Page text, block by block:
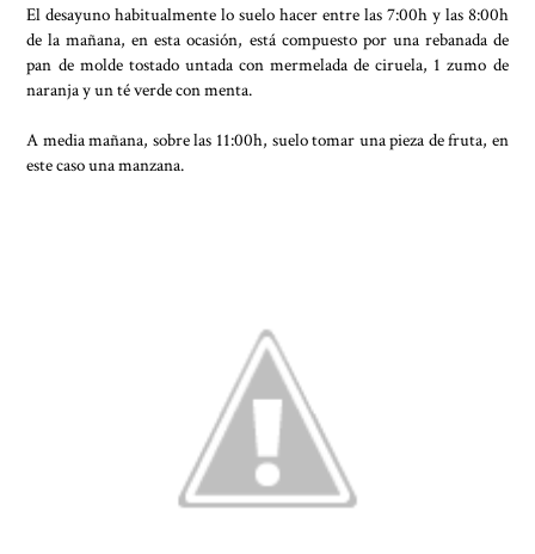
El desayuno habitualmente lo suelo hacer entre las 7:00h y las 8:00h
de la mañana, en esta ocasión, está compuesto por una rebanada de
pan de molde tostado untada con mermelada de ciruela, 1 zumo de
naranja y un té verde con menta.
A media mañana, sobre las 11:00h, suelo tomar una pieza de fruta, en
este caso una manzana.